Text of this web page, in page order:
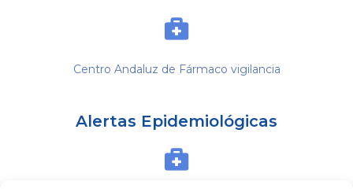
Centro Andaluz de Fármaco vigilancia
Alertas Epidemiológicas